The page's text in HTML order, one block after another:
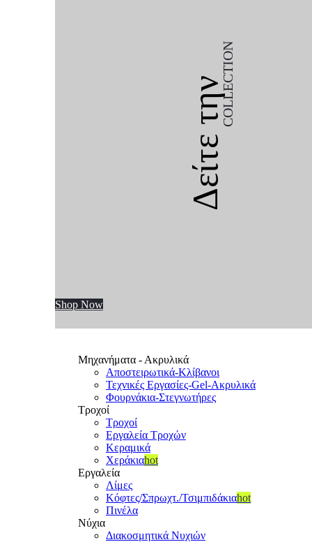
Δείτε τηνCOLLECTION
Shop Now
Μηχανήματα - Ακρυλικά
Αποστειρωτικά-Κλίβανοι
Τεχνικές Εργασίες-Gel-Ακρυλικά
Φουρνάκια-Στεγνωτήρες
Τροχοί
Τροχοί
Εργαλεία Τροχών
Κεραμικά
Χεράκιαhot
Εργαλεία
Λίμες
Κόφτες/Σπρωχτ./Τσιμπιδάκιαhot
Πινέλα
Νύχια
Διακοσμητικά Νυχιών